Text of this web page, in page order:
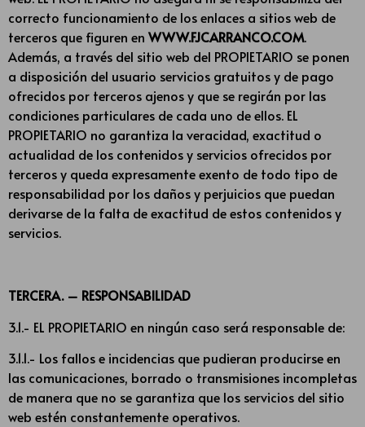
correcto funcionamiento de los enlaces a sitios web de
terceros que figuren en WWW.FJCARRANCO.COM.
Además, a través del sitio web del PROPIETARIO se ponen
a disposición del usuario servicios gratuitos y de pago
ofrecidos por terceros ajenos y que se regirán por las
condiciones particulares de cada uno de ellos. EL
PROPIETARIO no garantiza la veracidad, exactitud o
actualidad de los contenidos y servicios ofrecidos por
terceros y queda expresamente exento de todo tipo de
responsabilidad por los daños y perjuicios que puedan
derivarse de la falta de exactitud de estos contenidos y
servicios.
TERCERA. – RESPONSABILIDAD
3.1.- EL PROPIETARIO en ningún caso será responsable de:
3.1.1.- Los fallos e incidencias que pudieran producirse en
las comunicaciones, borrado o transmisiones incompletas
de manera que no se garantiza que los servicios del sitio
web estén constantemente operativos.